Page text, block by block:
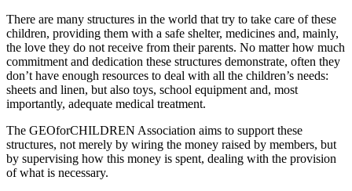
There are many structures in the world that try to take care of these
children, providing them with a safe shelter, medicines and, mainly,
the love they do not receive from their parents. No matter how much
commitment and dedication these structures demonstrate, often they
don’t have enough resources to deal with all the children’s needs:
sheets and linen, but also toys, school equipment and, most
importantly, adequate medical treatment.
The GEOforCHILDREN Association aims to support these
structures, not merely by wiring the money raised by members, but
by supervising how this money is spent, dealing with the provision
of what is necessary.